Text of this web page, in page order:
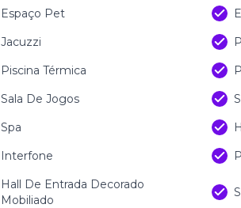
Espaço Pet
Jacuzzi
Piscina Térmica
Sala De Jogos
Spa
Interfone
Hall De Entrada Decorado
Mobiliado